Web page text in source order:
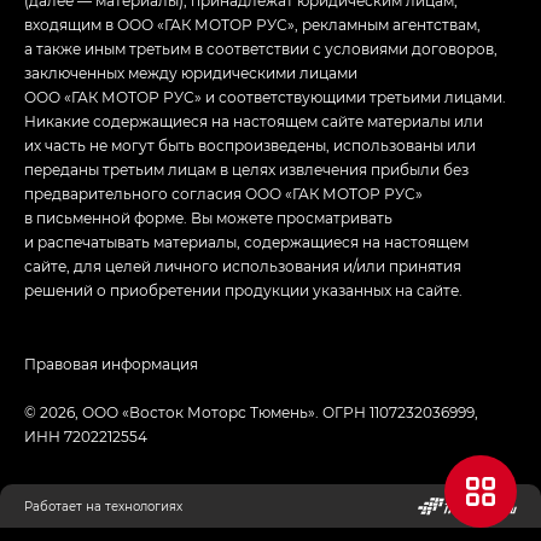
входящим в ООО «ГАК МОТОР РУС», рекламным агентствам,
а также иным третьим в соответствии с условиями договоров,
заключенных между юридическими лицами
ООО «ГАК МОТОР РУС» и соответствующими третьими лицами.
Никакие содержащиеся на настоящем сайте материалы или
их часть не могут быть воспроизведены, использованы или
переданы третьим лицам в целях извлечения прибыли без
предварительного согласия ООО «ГАК МОТОР РУС»
в письменной форме. Вы можете просматривать
и распечатывать материалы, содержащиеся на настоящем
сайте, для целей личного использования и/или принятия
решений о приобретении продукции указанных на сайте.
© 2026, ООО «Восток Моторс Тюмень». ОГРН 1107232036999,
ИНН 7202212554
Правовая информация
Работает на технологиях